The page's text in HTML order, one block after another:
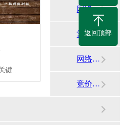
网络平台动态
常见问答
网络代运营资讯
竞价运营知识
返回顶部